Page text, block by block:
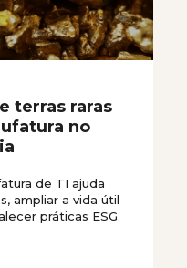
terras raras
no
de TI ajuda
ampliar a vida útil
práticas ESG.